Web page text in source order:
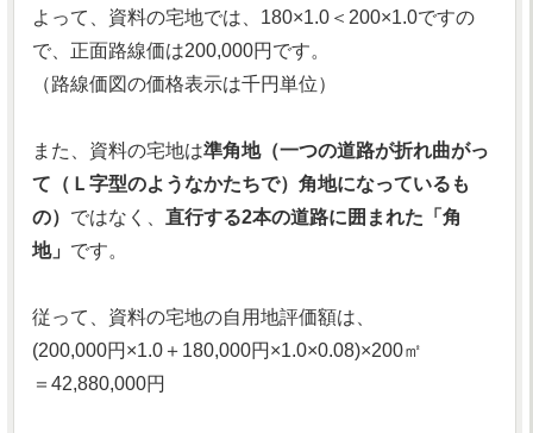
よって、資料の宅地では、180×1.0＜200×1.0ですの
で、正面路線価は200,000円です。
（路線価図の価格表示は千円単位）
また、資料の宅地は準角地（一つの道路が折れ曲がっ
て（Ｌ字型のようなかたちで）角地になっているも
の） ではなく、 直行する2本の道路に囲まれた「角
地」 です。
従って、資料の宅地の自用地評価額は、
(200,000円×1.0＋180,000円×1.0×0.08)×200㎡
＝42,880,000円